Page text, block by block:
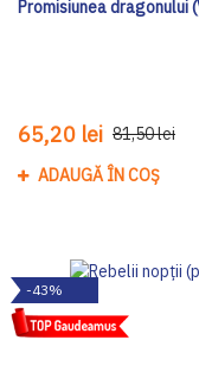
Promisiunea dragonului
65,20 lei 81,50 lei
ADAUGĂ ÎN COȘ
-43%